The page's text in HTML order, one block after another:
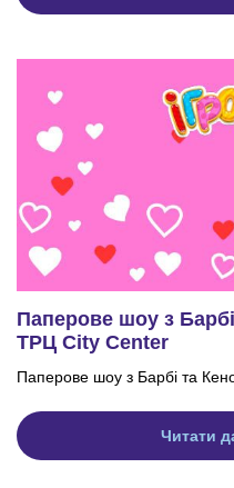
Паперове шоу з
ТРЦ City Center
Паперове шоу з Барбі та
Читати